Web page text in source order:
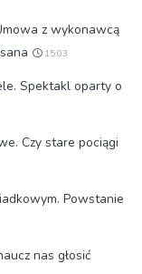
z wykonawcą
15:03
Spektakl oparty o
Czy stare pociągi
Powstanie
nas głosić